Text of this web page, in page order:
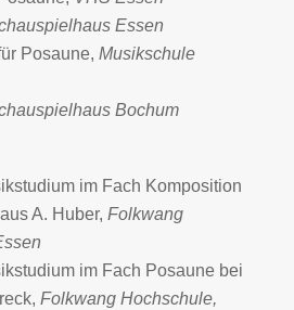
Essen
Posaune, Musikschule
Bochum
im Fach Komposition
A. Huber, Folkwang
im Fach Posaune bei
Folkwang Hochschule,